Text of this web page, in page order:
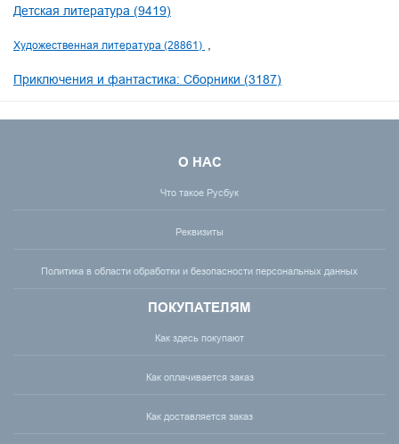
Детская литература (9419)
Художественная литература (28861)
Приключения и фантастика: Сборники (3187)
О НАС
Что такое Русбук
Реквизиты
Политика в области обработки и безопасности персональных данных
ПОКУПАТЕЛЯМ
Как здесь покупают
Как оплачивается заказ
Как доставляется заказ